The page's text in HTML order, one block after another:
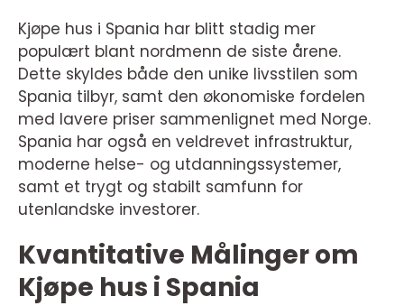
Kjøpe hus i Spania har blitt stadig mer
populært blant nordmenn de siste årene.
Dette skyldes både den unike livsstilen som
Spania tilbyr, samt den økonomiske fordelen
med lavere priser sammenlignet med Norge.
Spania har også en veldrevet infrastruktur,
moderne helse- og utdanningssystemer,
samt et trygt og stabilt samfunn for
utenlandske investorer.
Kvantitative Målinger om
Kjøpe hus i Spania